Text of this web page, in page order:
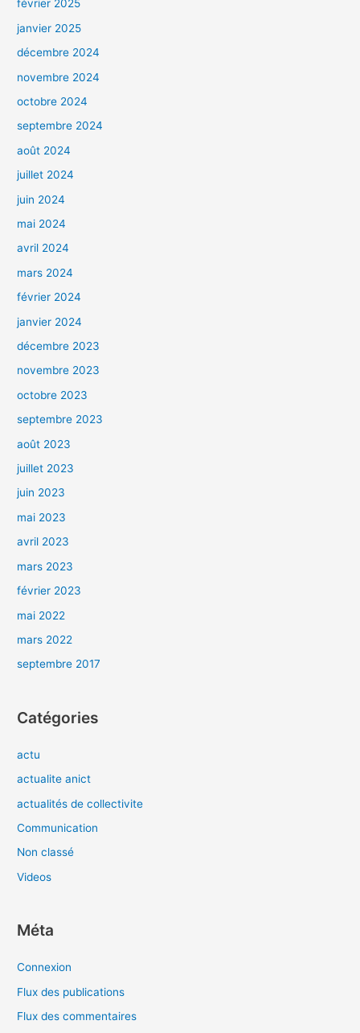
février 2025
janvier 2025
décembre 2024
novembre 2024
octobre 2024
septembre 2024
août 2024
juillet 2024
juin 2024
mai 2024
avril 2024
mars 2024
février 2024
janvier 2024
décembre 2023
novembre 2023
octobre 2023
septembre 2023
août 2023
juillet 2023
juin 2023
mai 2023
avril 2023
mars 2023
février 2023
mai 2022
mars 2022
septembre 2017
Catégories
actu
actualite anict
actualités de collectivite
Communication
Non classé
Videos
Méta
Connexion
Flux des publications
Flux des commentaires